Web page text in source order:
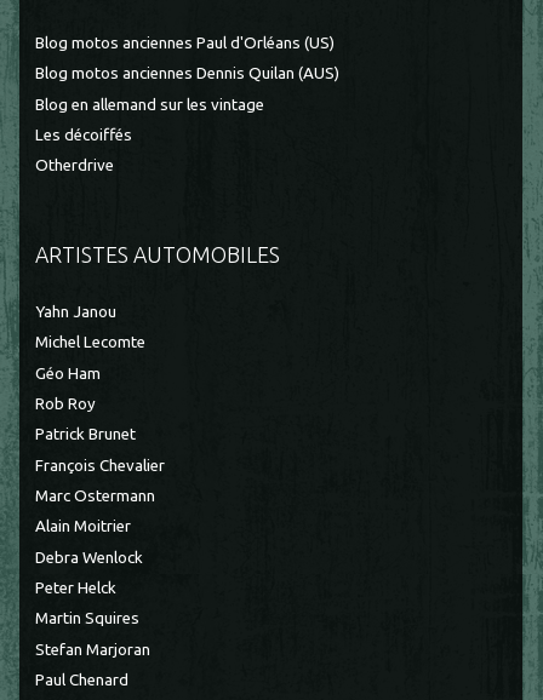
Blog motos anciennes Paul d'Orléans (US)
Blog motos anciennes Dennis Quilan (AUS)
Blog en allemand sur les vintage
Les décoiffés
Otherdrive
ARTISTES AUTOMOBILES
Yahn Janou
Michel Lecomte
Géo Ham
Rob Roy
Patrick Brunet
François Chevalier
Marc Ostermann
Alain Moitrier
Debra Wenlock
Peter Helck
Martin Squires
Stefan Marjoran
Paul Chenard